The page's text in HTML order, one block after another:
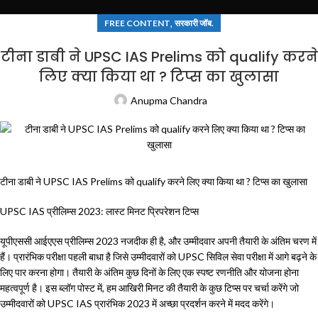
FREE CONTENT, सरकारी जॉब.
टीना डाबी ने UPSC IAS Prelims को qualify करने
लिए क्या किया था ? टिप्स का खुलासा
Anupma Chandra
टीना डाबी ने UPSC IAS Prelims को qualify करने लिए क्या किया था ? टिप्स का खुलासा
UPSC IAS प्रीलिम्स 2023: लास्ट मिनट प्रिपरेशन टिप्स
यूपीएससी आईएएस प्रीलिम्स 2023 नजदीक ही है, और उम्मीदवार अपनी तैयारी के अंतिम चरण में
हैं। प्रारंभिक परीक्षा पहली बाधा है जिसे उम्मीदवारों को UPSC सिविल सेवा परीक्षा में आगे बढ़ने के
लिए पार करना होगा। तैयारी के अंतिम कुछ दिनों के लिए एक स्पष्ट रणनीति और योजना होना
महत्वपूर्ण है। इस ब्लॉग पोस्ट में, हम आखिरी मिनट की तैयारी के कुछ टिप्स पर चर्चा करेंगे जो
उम्मीदवारों को UPSC IAS प्रारंभिक 2023 में अच्छा प्रदर्शन करने में मदद करेंगे।